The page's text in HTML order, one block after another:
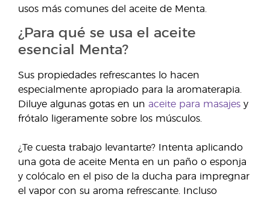
usos más comunes del aceite de Menta.
¿Para qué se usa el aceite
esencial Menta?
Sus propiedades refrescantes lo hacen
especialmente apropiado para la aromaterapia.
Diluye algunas gotas en un aceite para masajes y
frótalo ligeramente sobre los músculos.
¿Te cuesta trabajo levantarte? Intenta aplicando
una gota de aceite Menta en un paño o esponja
y colócalo en el piso de la ducha para impregnar
el vapor con su aroma refrescante. Incluso